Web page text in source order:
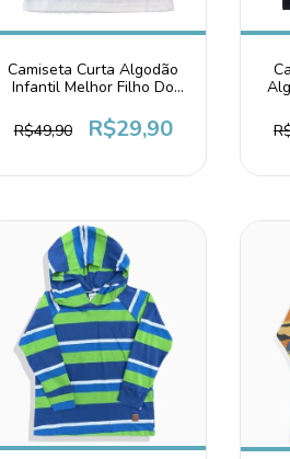
Camiseta Curta Algodão
Infantil Melhor Filho Do
R$49,90
R$29,90